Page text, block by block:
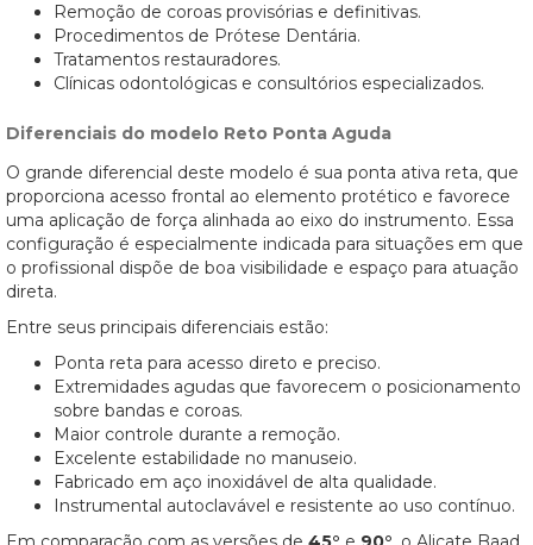
Remoção de coroas provisórias e definitivas.
Procedimentos de Prótese Dentária.
Tratamentos restauradores.
Clínicas odontológicas e consultórios especializados.
Diferenciais do modelo Reto Ponta Aguda
O grande diferencial deste modelo é sua ponta ativa reta, que
proporciona acesso frontal ao elemento protético e favorece
uma aplicação de força alinhada ao eixo do instrumento. Essa
configuração é especialmente indicada para situações em que
o profissional dispõe de boa visibilidade e espaço para atuação
direta.
Entre seus principais diferenciais estão:
Ponta reta para acesso direto e preciso.
Extremidades agudas que favorecem o posicionamento
sobre bandas e coroas.
Maior controle durante a remoção.
Excelente estabilidade no manuseio.
Fabricado em aço inoxidável de alta qualidade.
Instrumental autoclavável e resistente ao uso contínuo.